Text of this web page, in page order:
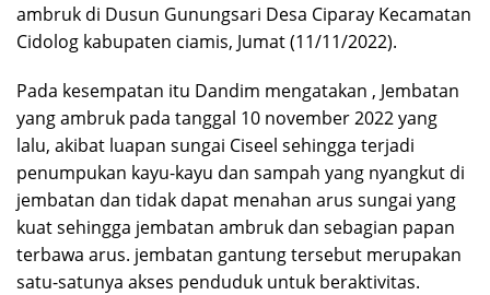
ambruk di Dusun Gunungsari Desa Ciparay Kecamatan
Cidolog kabupaten ciamis, Jumat (11/11/2022).
Pada kesempatan itu Dandim mengatakan , Jembatan
yang ambruk pada tanggal 10 november 2022 yang
lalu, akibat luapan sungai Ciseel sehingga terjadi
penumpukan kayu-kayu dan sampah yang nyangkut di
jembatan dan tidak dapat menahan arus sungai yang
kuat sehingga jembatan ambruk dan sebagian papan
terbawa arus. jembatan gantung tersebut merupakan
satu-satunya akses penduduk untuk beraktivitas.